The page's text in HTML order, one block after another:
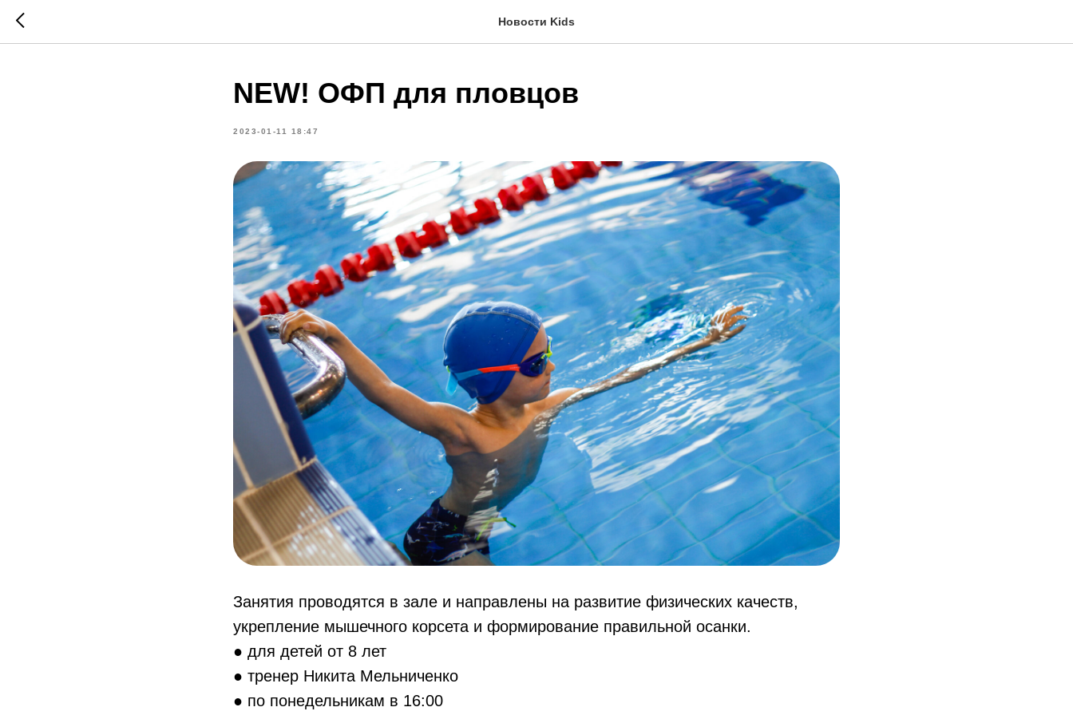
Новости Kids
NEW! ОФП для пловцов
2023-01-11 18:47
Занятия проводятся в зале и направлены на развитие физических качеств,
укрепление мышечного корсета и формирование правильной осанки.
● для детей от 8 лет
● тренер Никита Мельниченко
● по понедельникам в 16:00